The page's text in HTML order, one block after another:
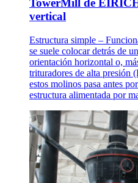
TowerMill de
vertical
Estructura simple –
se suele colocar detrás de
orientación horizontal o,
trituradores de alta presión
estos molinos pasa antes
estructura alimentada por